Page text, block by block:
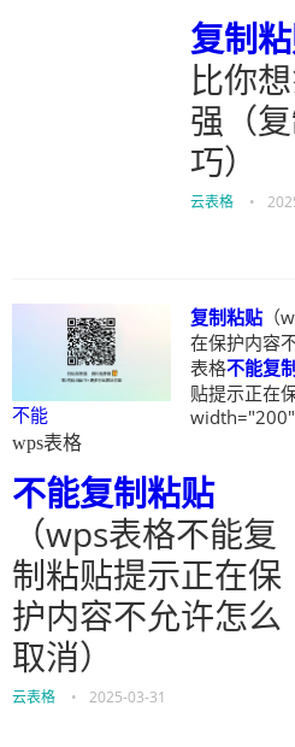
复制
比你
强（
巧）
云表格 •
不能
复制粘贴
在保护内容
表格不能复
贴提示正在
wps表格
不能复制粘贴
（wps表格不能复
制粘贴提示正在保
护内容不允许怎么
取消）
云表格 • 2025-03-31